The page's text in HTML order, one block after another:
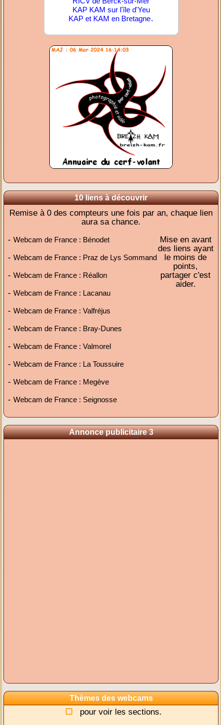
KAP KAM sur l'île d'Yeu
KAP et KAM en Bretagne.
10 liens à découvrir
Remise à 0 des compteurs une fois par an, chaque lien
aura sa chance.
-Webcam de France : Bénodet
-Webcam de France : Praz de Lys Sommand
-Webcam de France : Réallon
-Webcam de France : Lacanau
-Webcam de France : Valfréjus
-Webcam de France : Bray-Dunes
-Webcam de France : Valmorel
-Webcam de France : La Toussuire
-Webcam de France : Megève
-Webcam de France : Seignosse
Mise en avant
des liens ayant
le moins de
points,
partager c'est
aider.
Annonce publicitaire 3
Thèmes des webcams
pour voir les sections.